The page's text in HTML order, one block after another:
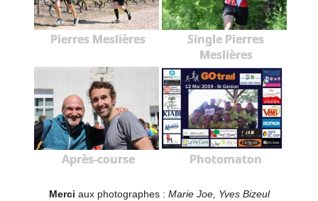
Pierres Meslières
Single Pierres
Meslières
Après-course Photomaton
Merci aux photographes : Marie Joe, Yves Bizeul